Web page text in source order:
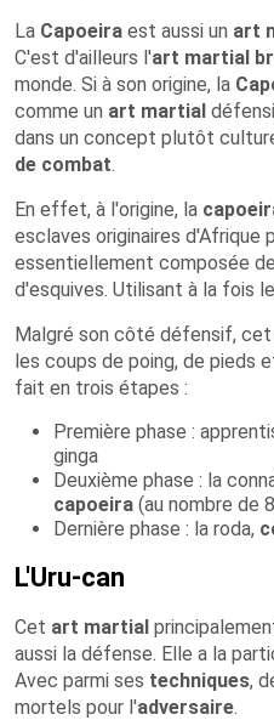
La Capoeira est aussi un art
C'est d'ailleurs l'art martial
monde. Si à son origine, la
comme un art martial
dans un concept plutôt
de combat.
En effet, à l'origine, la
esclaves originaires d'Afrique
essentiellement composée de
d'esquives. Utilisant à la fois
Malgré son côté défensif, cet
les coups de poing, de pieds
fait en trois étapes :
Première phase :
ginga
Deuxième phase : la
capoeira (au nombre de
Dernière phase : la roda,
L'Uru-can
Cet art martial
aussi la défense. Elle a la
Avec parmi ses techniques,
mortels pour l'adversaire.